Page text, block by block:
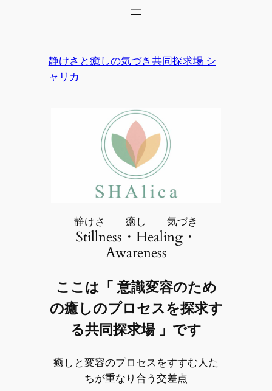
静けさと癒しの気づき共同探求場 シ
ャリカ
静けさ 癒し 気づき
Stillness・Healing・
Awareness
ここは「 意識変容のため
の癒しのプロセスを探求す
る共同探求場 」です
癒しと変容のプロセスをすすむ人た
ちが重なり合う交差点